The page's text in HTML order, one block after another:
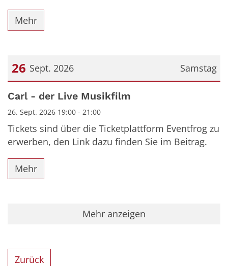
Mehr
Samstag
26 Sept. 2026
Datum: 26. September 2026
Carl - der Live Musikfilm
26. Sept. 2026 19:00 - 21:00
Tickets sind über die Ticketplattform Eventfrog zu
erwerben, den Link dazu finden Sie im Beitrag.
Mehr
Mehr anzeigen
Zurück